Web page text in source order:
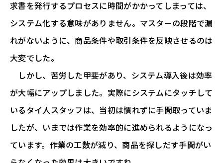
求書を発行するプロセスに時間がかかってしまっては、
システム化する意味がありません。マスターの段階で漏
れがないように、商品条件や取引条件を反映させるのは
大変でした。
しかし、苦労した甲斐があり、システム導入後は効率
が大幅にアップしました。実際にシステムにタッチして
いるタイ人スタッフは、当初は慣れずに手間取っていま
したが、いまでは作業を効率的に進められるようになっ
ています。作業の工数が減り、商品を探しだす手間がい